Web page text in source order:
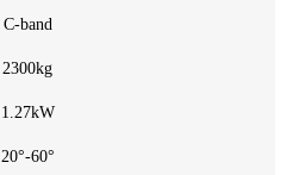
C-band
2300kg
1.27kW
20°-60°